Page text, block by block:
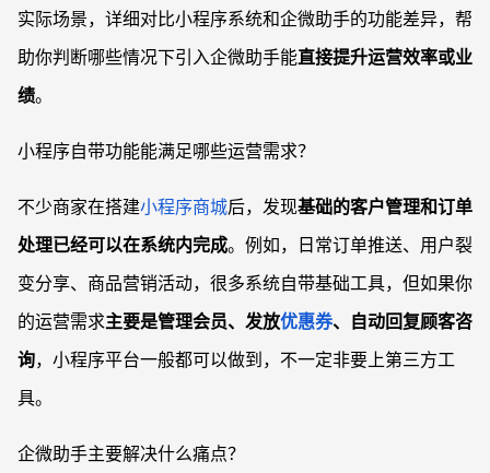
实际场景，详细对比小程序系统和企微助手的功能差异，帮
助你判断哪些情况下引入企微助手能直接提升运营效率或业
绩。
小程序自带功能能满足哪些运营需求？
不少商家在搭建小程序商城后，发现基础的客户管理和订单
处理已经可以在系统内完成。例如，日常订单推送、用户裂
变分享、商品营销活动，很多系统自带基础工具，但如果你
的运营需求主要是管理会员、发放优惠券、自动回复顾客咨
询，小程序平台一般都可以做到，不一定非要上第三方工
具。
企微助手主要解决什么痛点？